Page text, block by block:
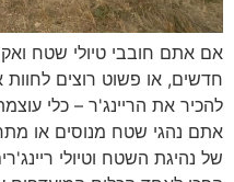
אם אתם חובבי טיולי שטח
חדשים, או פשוט רוצים
להכיר את הריינג'ר – כלי
אתם נהגי שטח מנוסים או
של נהיגת השטח וטיולי